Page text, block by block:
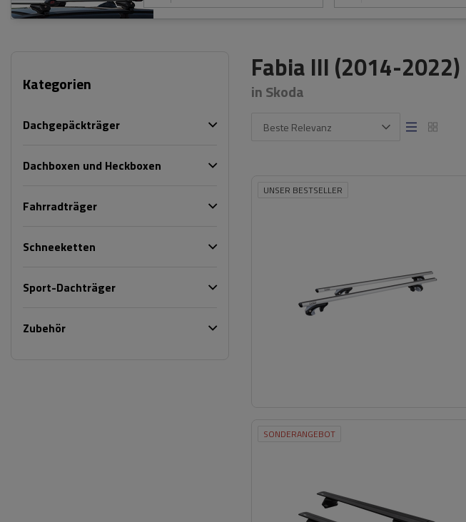
Kategorien
Dachgepäckträger
Dachboxen und Heckboxen
Fahrradträger
Schneeketten
Sport-Dachträger
Zubehör
Fabia III (2014-2022)
in Skoda
Beste Relevanz
UNSER BESTSELLER
SONDERANGEBOT